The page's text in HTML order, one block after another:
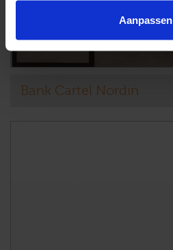
Aanpassen
Bank Cartel Nordin